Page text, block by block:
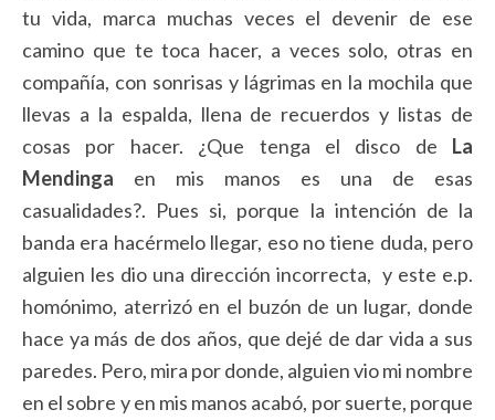
tu vida, marca muchas veces el devenir de ese
camino que te toca hacer, a veces solo, otras en
compañía, con sonrisas y lágrimas en la mochila que
llevas a la espalda, llena de recuerdos y listas de
cosas por hacer. ¿Que tenga el disco de La
Mendinga en mis manos es una de esas
casualidades?. Pues si, porque la intención de la
banda era hacérmelo llegar, eso no tiene duda, pero
alguien les dio una dirección incorrecta, y este e.p.
homónimo, aterrizó en el buzón de un lugar, donde
hace ya más de dos años, que dejé de dar vida a sus
paredes. Pero, mira por donde, alguien vio mi nombre
en el sobre y en mis manos acabó, por suerte, porque